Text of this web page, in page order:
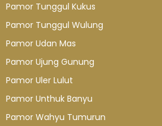
Pamor Tunggul Kukus
Pamor Tunggul Wulung
Pamor Udan Mas
Pamor Ujung Gunung
Pamor Uler Lulut
Pamor Unthuk Banyu
Pamor Wahyu Tumurun